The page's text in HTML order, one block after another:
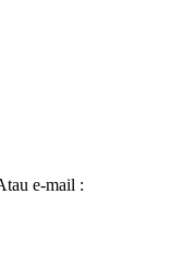
e-mail :